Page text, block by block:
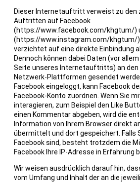
Dieser Internetauftritt verweist zu den
Auftritten auf Facebook
(https://www.facebook.com/khgtum/)
(https://www.instagram.com/khgtum/)
verzichtet auf eine direkte Einbindung
Dennoch können dabei Daten (vor
Seite unseres Internetauftritts) an den
Netzwerk-Plattformen gesendet
Facebook eingeloggt, kann Facebook
Facebook-Konto zuordnen. Wenn Sie
interagieren, zum Beispiel den Like
einen Kommentar abgeben, wird die
Information von Ihrem Browser direkt
übermittelt und dort gespeichert. Falls
Facebook sind, besteht trotzdem die
Facebook Ihre IP-Adresse in Erfahrung
Wir weisen ausdrücklich darauf hin,
vom Umfang und Inhalt der an die